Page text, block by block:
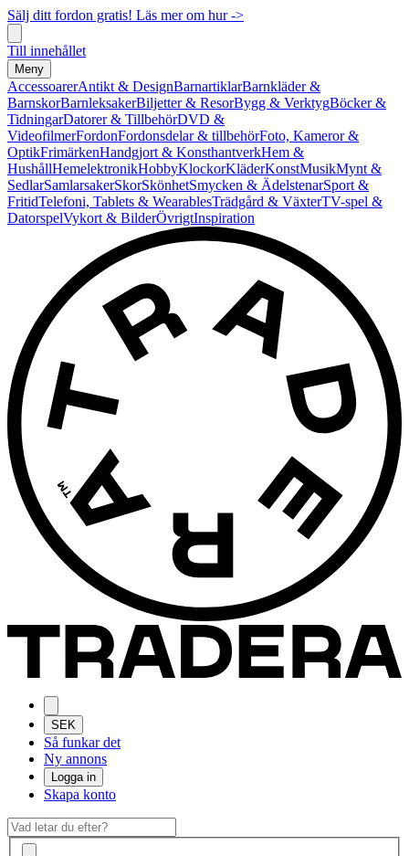
Sälj ditt fordon gratis! Läs mer om hur ->
Till innehållet
Meny
AccessoarerAntikt & DesignBarnartiklarBarnkläder &
BarnskorBarnleksakerBiljetter & ResorBygg & VerktygBöcker &
TidningarDatorer & TillbehörDVD &
VideofilmerFordonFordonsdelar & tillbehörFoto, Kameror &
OptikFrimärkenHandgjort & KonsthantverkHem &
HushållHemelektronikHobbyKlockorKläderKonstMusikMynt &
SedlarSamlarsakerSkorSkönhetSmycken & ÄdelstenarSport &
FritidTelefoni, Tablets & WearablesTrädgård & VäxterTV-spel &
DatorspelVykort & BilderÖvrigtInspiration
SEK
Så funkar det
Ny annons
Logga in
Skapa konto